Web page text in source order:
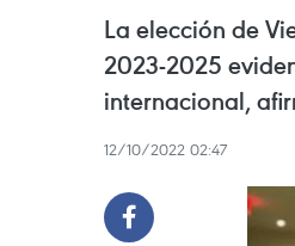
La elección de
2023-2025
internacional,
12/10/2022 02:47